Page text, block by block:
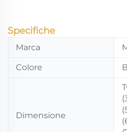
Specifiche
Marca
Colore
Dimensione